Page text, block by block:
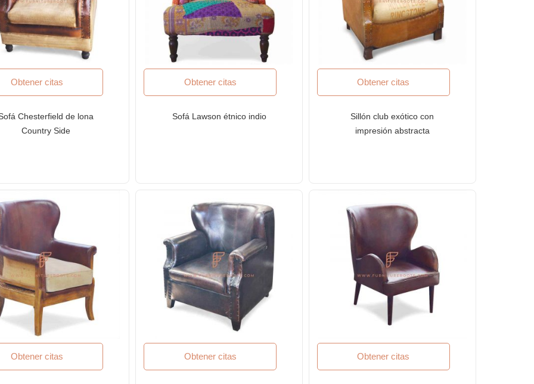
Obtener citas
Chesterfield de lona
Country Side
Obtener citas
Sofá Lawson étnico indio
Obtener citas
Sillón club exótico con
impresión abstracta
Obtener citas Obtener citas Obtener citas